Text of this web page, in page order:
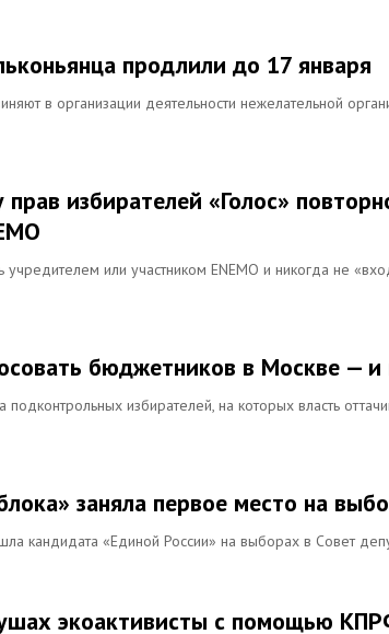
продлили до 17 января
в организации деятельности нежелательной
избирателей «Голос»
или участником ENEMO и никогда не
бюджетников в Москве —
избирателей, на которых власть
заняла первое место на
кандидата «Единой России» на выборах в Совет
экоактивисты с помощью